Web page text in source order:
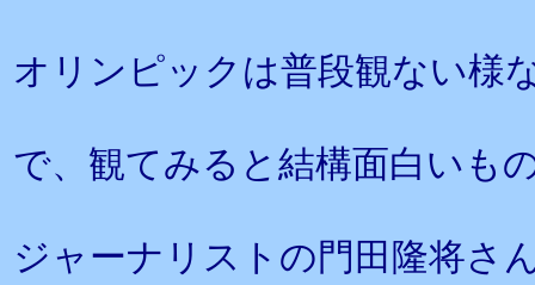
オリンピックは普段観ない様
で、観てみると結構面白いも
ジャーナリストの門田隆将さ